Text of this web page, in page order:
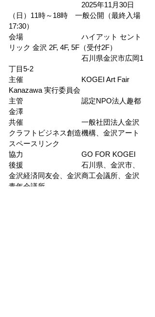
2025年11月30日
（日）11時～18時　一般公開（最終入場
17:30）
会場　　　　　　　　ハイアット セント
リック 金沢 2F, 4F, 5F（受付2F）
石川県金沢市広岡1
丁目5-2
主催　　　　　　　　KOGEI Art Fair
Kanazawa 実行委員会
主管　　　　　　　　認定NPO法人趣都
金澤
共催　　　　　　　　一般社団法人金沢
クラフトビジネス創造機構、金沢アート
スペースリンク
協力　　　　　　　　GO FOR KOGEI
後援　　　　　　　　石川県、金沢市、
金沢経済同友会、金沢商工会議所、金沢
青年会議所、